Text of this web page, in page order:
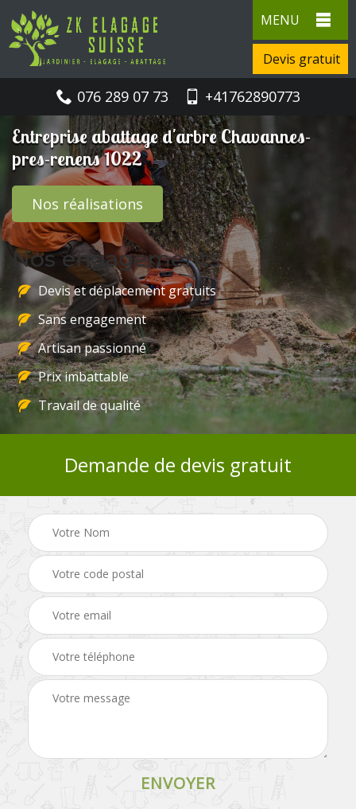
MENU
Devis gratuit
076 289 07 73 +41762890773
Entreprise abattage d'arbre Chavannes-
pres-renens 1022
Nos réalisations
Nos engagements
Devis et déplacement gratuits
Sans engagement
Artisan passionné
Prix imbattable
Travail de qualité
Demande de devis gratuit